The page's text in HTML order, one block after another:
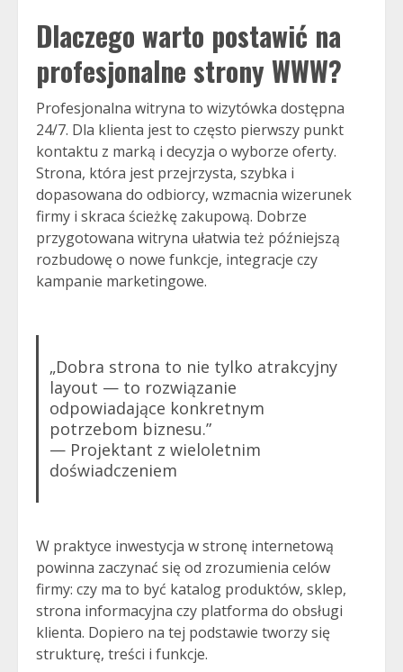
Dlaczego warto postawić na
profesjonalne strony WWW?
Profesjonalna witryna to wizytówka dostępna
24/7. Dla klienta jest to często pierwszy punkt
kontaktu z marką i decyzja o wyborze oferty.
Strona, która jest przejrzysta, szybka i
dopasowana do odbiorcy, wzmacnia wizerunek
firmy i skraca ścieżkę zakupową. Dobrze
przygotowana witryna ułatwia też późniejszą
rozbudowę o nowe funkcje, integracje czy
kampanie marketingowe.
„Dobra strona to nie tylko atrakcyjny
layout — to rozwiązanie
odpowiadające konkretnym
potrzebom biznesu.”
— Projektant z wieloletnim
doświadczeniem
W praktyce inwestycja w stronę internetową
powinna zaczynać się od zrozumienia celów
firmy: czy ma to być katalog produktów, sklep,
strona informacyjna czy platforma do obsługi
klienta. Dopiero na tej podstawie tworzy się
strukturę, treści i funkcje.